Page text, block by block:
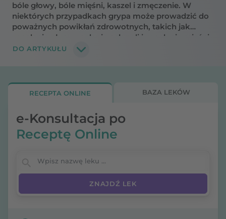
bóle głowy, bóle mięśni, kaszel i zmęczenie. W
niektórych przypadkach grypa może prowadzić do
poważnych powikłań zdrowotnych, takich jak
zapalenie płuc, zapalenie oskrzeli i zapalenie mięśnia
sercowego. Skuteczną ochronę przed
szczepionka na grypę? Kto powinien poddać się
szczepionka na grypę? O tym poniżej.
DO ARTYKUŁU
RECEPTA ONLINE BAZA LEKÓW
e-Konsultacja po
Receptę Online
Wpisz nazwę leku